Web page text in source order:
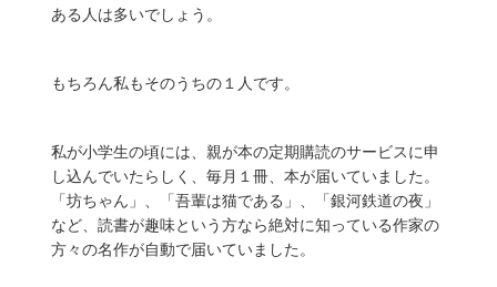
ある人は多いでしょう。
もちろん私もそのうちの１人です。
私が小学生の頃には、親が本の定期購読のサービスに申
し込んでいたらしく、毎月１冊、本が届いていました。
「坊ちゃん」、「吾輩は猫である」、「銀河鉄道の夜」
など、読書が趣味という方なら絶対に知っている作家の
方々の名作が自動で届いていました。